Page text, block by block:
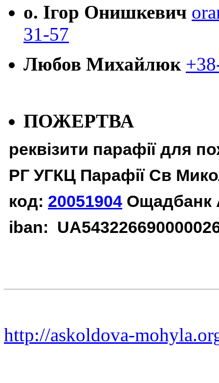
о. Ігор Онишкевич
31-57
Любов Михайлюк
ПОЖЕРТВА
реквізити парафії для
РГ УГКЦ Парафії Св
код: 20051904 Ощадбанк
iban:
http://askoldova-